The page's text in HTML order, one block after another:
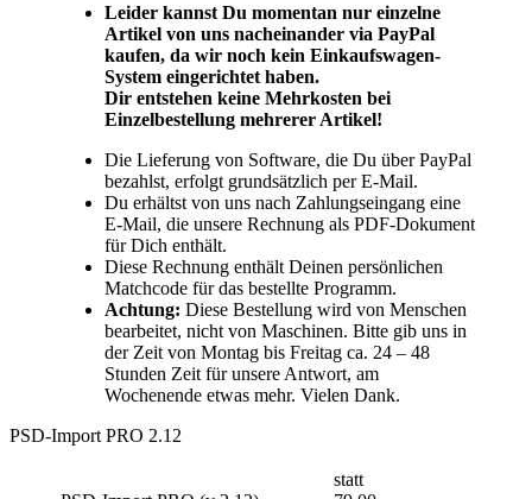
Leider kannst Du momentan nur einzelne
Artikel von uns nacheinander via PayPal
kaufen, da wir noch kein Einkaufswagen-
System eingerichtet haben.
Dir entstehen keine Mehrkosten bei
Einzelbestellung mehrerer Artikel!
Die Lieferung von Software, die Du über PayPal
bezahlst, erfolgt grundsätzlich per E-Mail.
Du erhältst von uns nach Zahlungseingang eine
E-Mail, die unsere Rechnung als PDF-Dokument
für Dich enthält.
Diese Rechnung enthält Deinen persönlichen
Matchcode für das bestellte Programm.
Achtung: Diese Bestellung wird von Menschen
bearbeitet, nicht von Maschinen. Bitte gib uns in
der Zeit von Montag bis Freitag ca. 24 – 48
Stunden Zeit für unsere Antwort, am
Wochenende etwas mehr. Vielen Dank.
PSD-Import PRO 2.12
statt